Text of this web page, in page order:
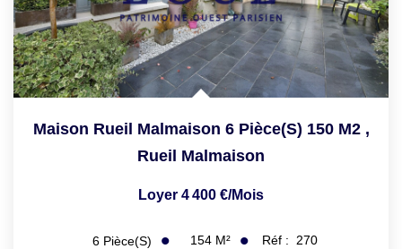
Maison Rueil Malmaison 6 Pièce(s) 150 M2 ,
Rueil Malmaison
Loyer 4 400 €/mois
6 Pièce(s) 154 M² Réf : 270